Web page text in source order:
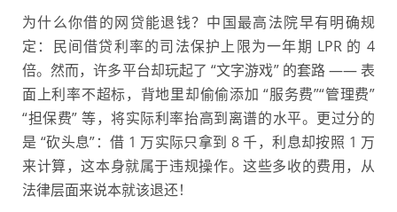
为什么你借的网贷能退钱？中国最高法院早有明确规
定：民间借贷利率的司法保护上限为一年期 LPR 的 4
倍。然而，许多平台却玩起了 “文字游戏” 的套路 —— 表
面上利率不超标，背地里却偷偷添加 “服务费”“管理费”
“担保费” 等，将实际利率抬高到离谱的水平。更过分的
是 “砍头息”：借 1 万实际只拿到 8 千，利息却按照 1 万
来计算，这本身就属于违规操作。这些多收的费用，从
法律层面来说本就该退还！